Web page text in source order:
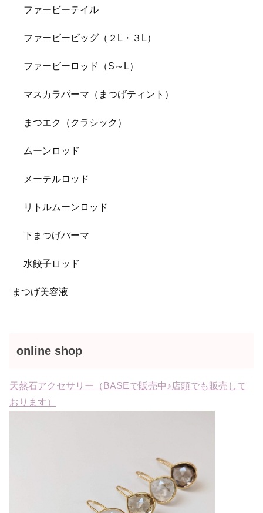
ファービーテイル
ファービービッグ（２L・３L）
ファービーロッド（S～L）
マスカラパーマ（まつげティント）
まつエク（クラシック）
ムーンロッド
メーテルロッド
リトルムーンロッド
下まつげパーマ
水餃子ロッド
まつげ美容液
online shop
天然石アクセサリー（BASEで販売中♪店頭でも販売して
おります）